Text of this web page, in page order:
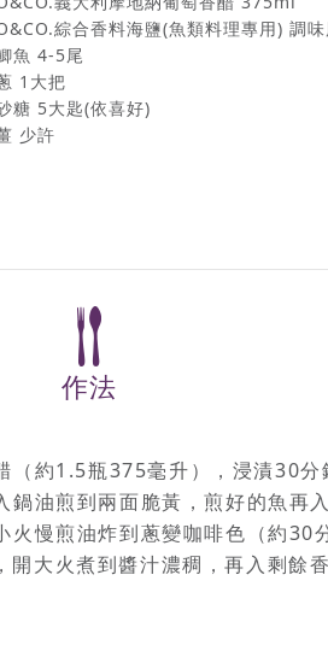
綜合香料海鹽(魚類料理專用) 調味
魚 4-5尾
1大把
糖 5大匙(依喜好)
少許
作法
約1.5瓶375毫升），浸漬30分
油煎到兩面脆黃，煎好的魚再
慢煎油炸到蔥變咖啡色（約30
大火煮到醬汁濃稠，再入剩餘香